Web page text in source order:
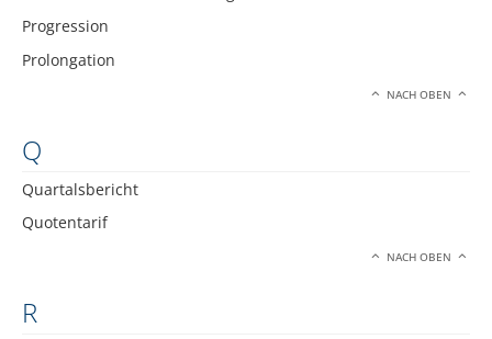
Progression
Prolongation
NACH OBEN
Q
Quartalsbericht
Quotentarif
NACH OBEN
R